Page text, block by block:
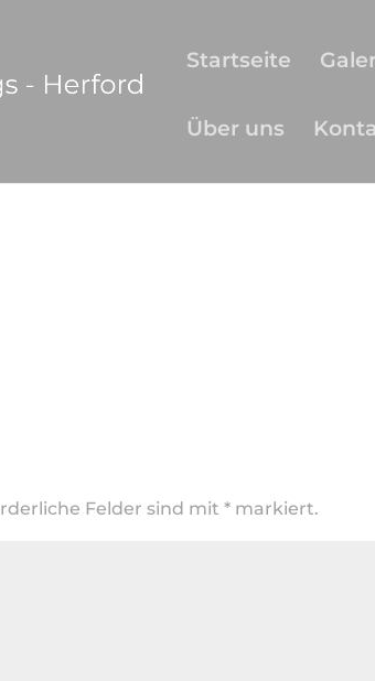
Startseite
Über uns
Felder sind mit * markiert.